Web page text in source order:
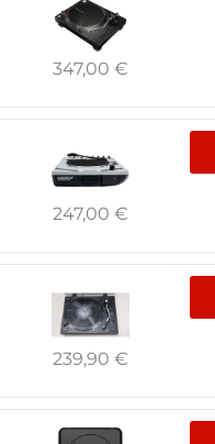
347,00 €
247,00 €
239,90 €